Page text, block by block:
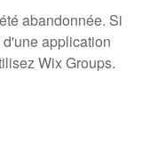
abandonnée. Si
application
Wix Groups.